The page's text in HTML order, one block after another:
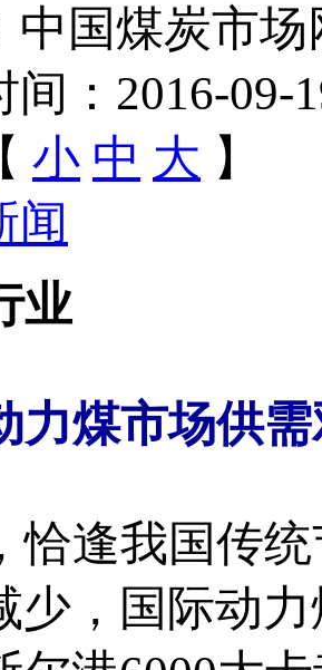
中国煤炭市场
间：2016-09-
小 中 大 】
闻
业
力煤市场供
逢我国传统
少，国际动